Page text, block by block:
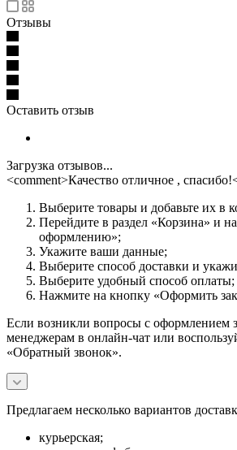
Отзывы
Оставить отзыв
Загрузка отзывов...
<comment>Качество отличное ,
Выберите товары и добавьте их в
Перейдите в раздел «Корзина» и
оформлению»;
Укажите ваши данные;
Выберите способ доставки и
Выберите удобный способ оплаты;
Нажмите на кнопку «Оформить
Если возникли вопросы с оформлением
менеджерам в онлайн-чат или
«Обратный звонок».
Предлагаем несколько вариантов
курьерская;